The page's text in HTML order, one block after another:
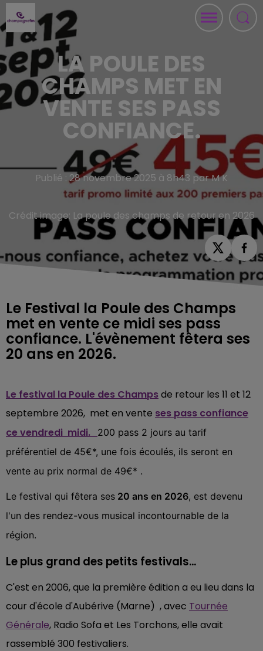
LA POULE DES
CHAMPS MET EN
VENTE SES PASS
CONFIANCE.
Publié : 28 novembre 2025 à 8h43 par M K
Crédit image: La poule des champs de retour en 2026
Le Festival la Poule des Champs
met en vente ce midi ses pass
confiance. L'évènement fêtera ses
20 ans en 2026.
Le festival la Poule des Champsde retour les 11 et 12
septembre 2026, met en vente ses pass confiance
ce vendredi midi.
200 pass 2 jours au tarif
préférentiel de 45€*, une fois écoulés, ils seront en
vente au prix normal de 49€* .
Le festival qui fêtera ses 20 ans en 2026, est devenu
l'un des rendez-vous musical incontournable de la
région.
Le plus grand des petits festivals...
C'est en 2006, que la première édition a eu lieu dans la
cour d'école d'Aubérive (Marne) , avec Tournée
Générale, Radio Sofa et Les Torchons, elle avait
rassemblé 300 festivaliers.